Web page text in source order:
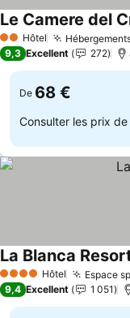
2 Étoiles
Hôtel
Le Camere del
9,3 Excellent 272
De 68 €
Consulter les prix de
4 Étoiles Hôtel Espace
La Blanca
9,4 Excellent 1 051